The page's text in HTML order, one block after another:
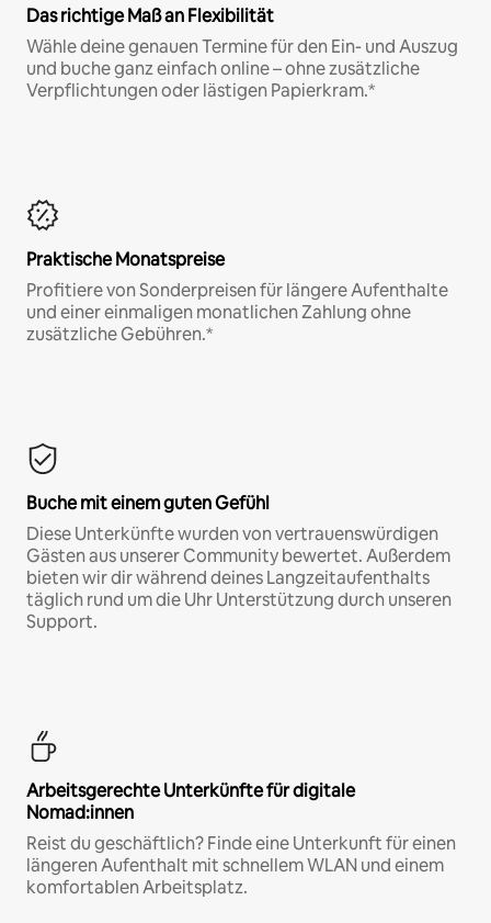
Das richtige Maß an Flexibilität
Wähle deine genauen Termine für den Ein- und Auszug
und buche ganz einfach online – ohne zusätzliche
Verpflichtungen oder lästigen Papierkram.*
Praktische Monatspreise
Profitiere von Sonderpreisen für längere Aufenthalte
und einer einmaligen monatlichen Zahlung ohne
zusätzliche Gebühren.*
Buche mit einem guten Gefühl
Diese Unterkünfte wurden von vertrauenswürdigen
Gästen aus unserer Community bewertet. Außerdem
bieten wir dir während deines Langzeitaufenthalts
täglich rund um die Uhr Unterstützung durch unseren
Support.
Arbeitsgerechte Unterkünfte für digitale
Nomad:innen
Reist du geschäftlich? Finde eine Unterkunft für einen
längeren Aufenthalt mit schnellem WLAN und einem
komfortablen Arbeitsplatz.